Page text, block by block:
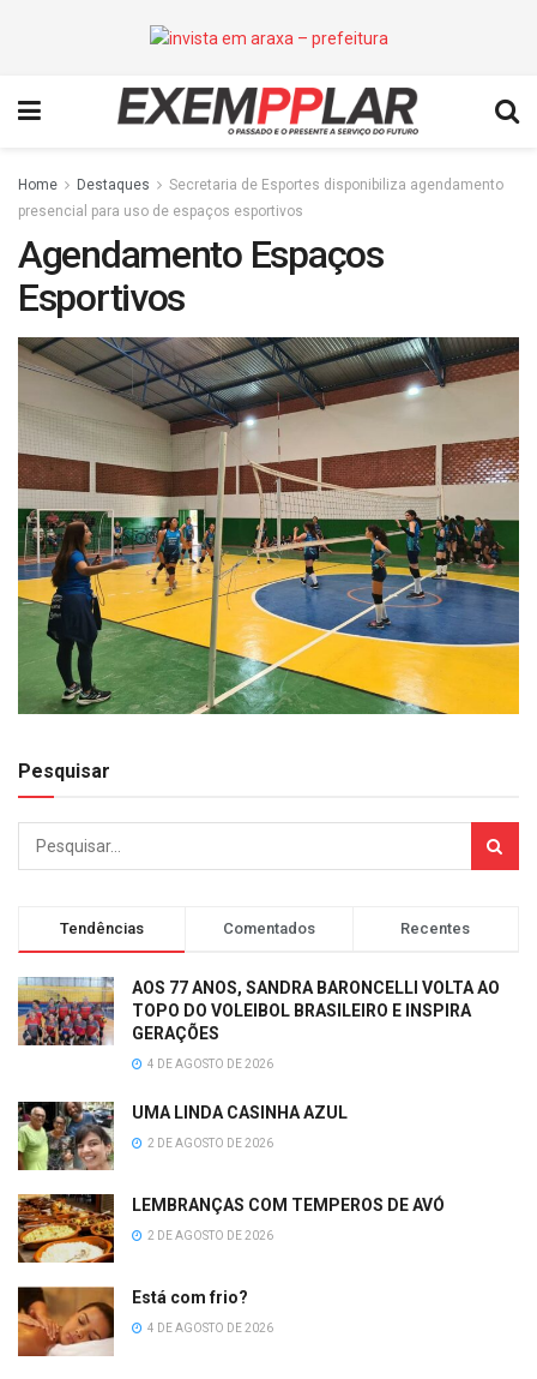
Home Destaques
Secretaria de Esportes disponibiliza agendamento
presencial para uso de espaços esportivos
Agendamento Espaços
Esportivos
Pesquisar
Tendências Comentados Recentes
AOS 77 ANOS, SANDRA BARONCELLI VOLTA AO
TOPO DO VOLEIBOL BRASILEIRO E INSPIRA
GERAÇÕES
4 DE AGOSTO DE 2026
UMA LINDA CASINHA AZUL
2 DE AGOSTO DE 2026
LEMBRANÇAS COM TEMPEROS DE AVÓ
2 DE AGOSTO DE 2026
Está com frio?
4 DE AGOSTO DE 2026